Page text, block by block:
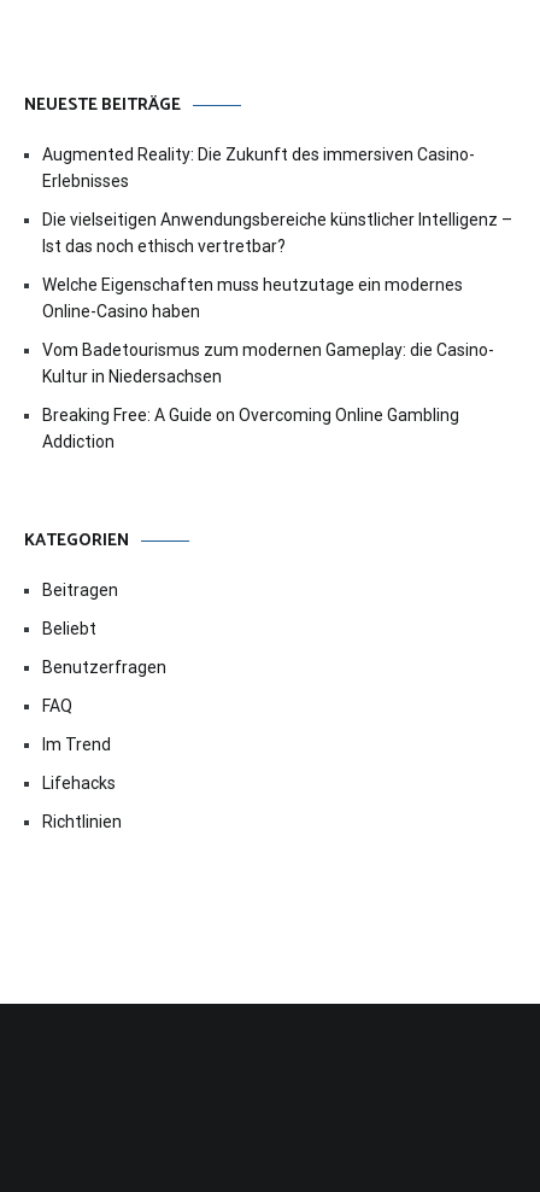
NEUESTE BEITRÄGE
Augmented Reality: Die Zukunft des immersiven Casino-
Erlebnisses
Die vielseitigen Anwendungsbereiche künstlicher Intelligenz –
Ist das noch ethisch vertretbar?
Welche Eigenschaften muss heutzutage ein modernes
Online-Casino haben
Vom Badetourismus zum modernen Gameplay: die Casino-
Kultur in Niedersachsen
Breaking Free: A Guide on Overcoming Online Gambling
Addiction
KATEGORIEN
Beitragen
Beliebt
Benutzerfragen
FAQ
Im Trend
Lifehacks
Richtlinien